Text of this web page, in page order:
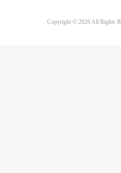
Copyright © 2026 All Rights